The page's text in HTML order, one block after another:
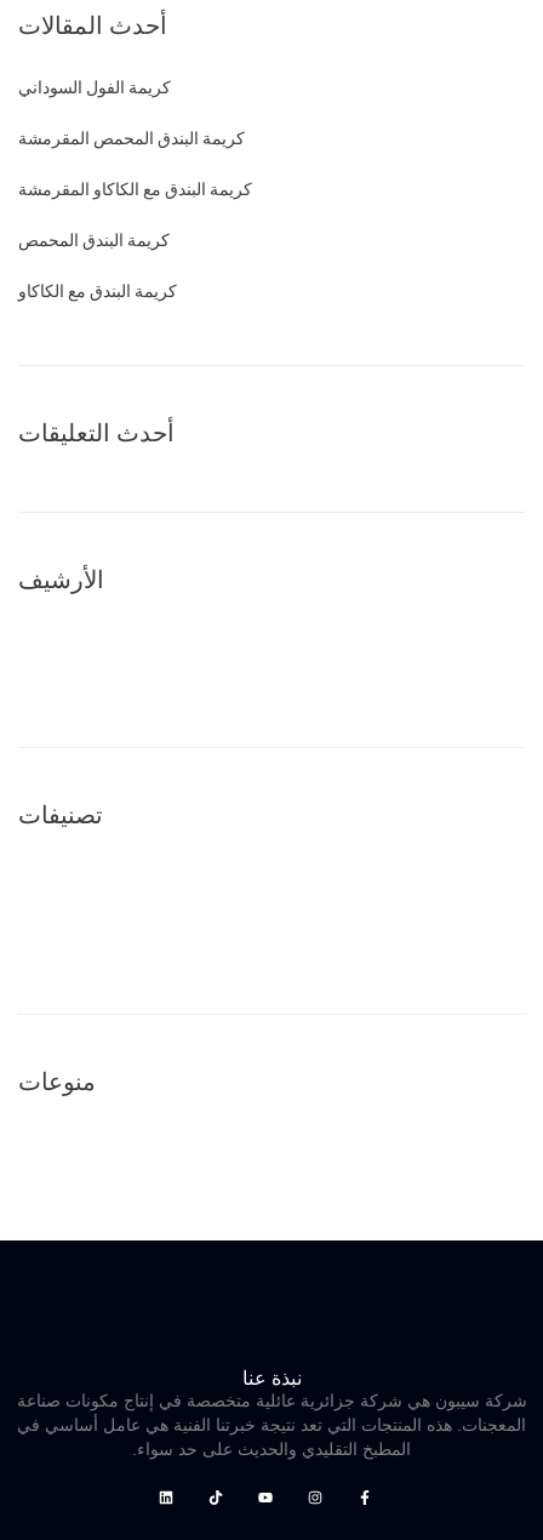
أحدث المقالات
كريمة الفول السوداني
كريمة البندق المحمص المقرمشة
كريمة البندق مع الكاكاو المقرمشة
كريمة البندق المحمص
كريمة البندق مع الكاكاو
أحدث التعليقات
الأرشيف
تصنيفات
منوعات
WordPress.org
نبذة عنا
شركة سيبون هي شركة جزائرية عائلية متخصصة في إنتاج مكونات صناعة
المعجنات. هذه المنتجات التي تعد نتيجة خبرتنا الفنية هي عامل أساسي في
المطبخ التقليدي والحديث على حد سواء.